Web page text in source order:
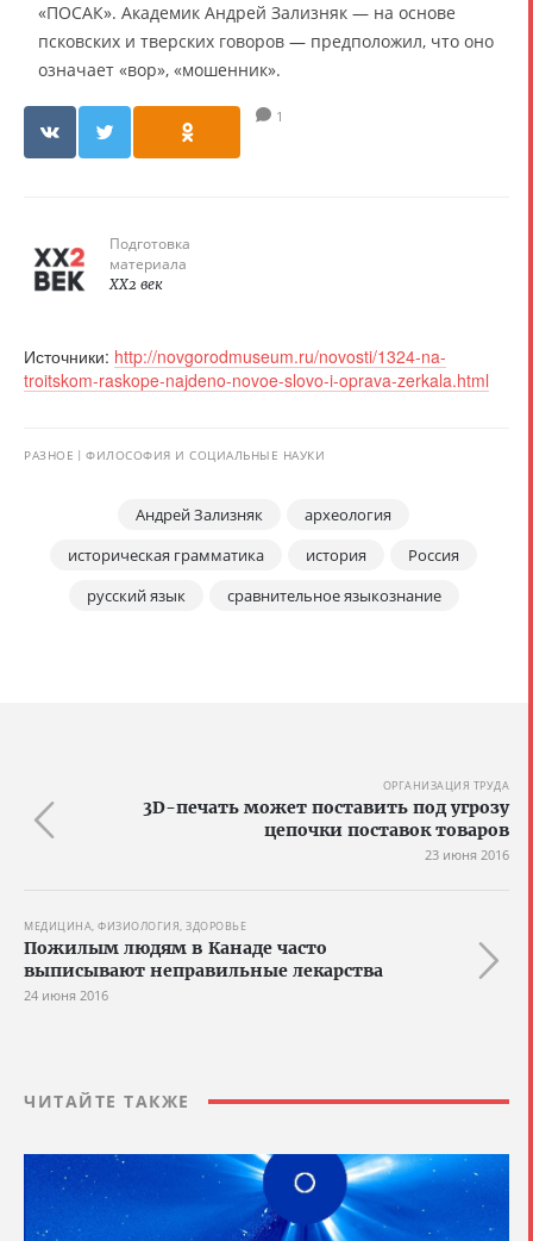
«ПОСАК». Академик Андрей Зализняк — на основе
псковских и тверских говоров — предположил, что оно
означает «вор», «мошенник».
1
Подготовка
материала
XX2 век
Источники: http://novgorodmuseum.ru/novosti/1324-na-
troitskom-raskope-najdeno-novoe-slovo-i-oprava-zerkala.html
РАЗНОЕ ФИЛОСОФИЯ И СОЦИАЛЬНЫЕ НАУКИ
Андрей Зализняк
археология
историческая грамматика
история
Россия
русский язык
сравнительное языкознание
ОРГАНИЗАЦИЯ ТРУДА
3D-печать может поставить под угрозу
цепочки поставок товаров
23 июня 2016
МЕДИЦИНА, ФИЗИОЛОГИЯ, ЗДОРОВЬЕ
Пожилым людям в Канаде часто
выписывают неправильные лекарства
24 июня 2016
ЧИТАЙТЕ ТАКЖЕ